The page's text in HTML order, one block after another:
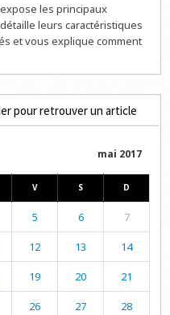
les principaux
leurs caractéristiques
et vous explique comment
pour retrouver un article
mai 2017
V S D
5 6 7
12 13 14
19 20 21
26 27 28